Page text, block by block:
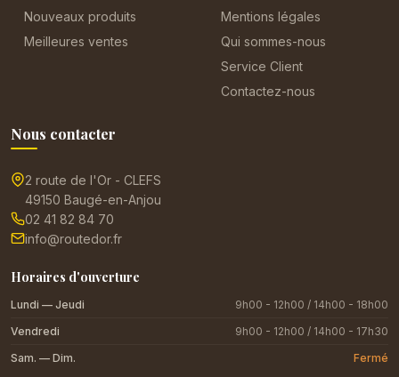
Nouveaux produits
Meilleures ventes
Mentions légales
Qui sommes-nous
Service Client
Contactez-nous
Nous contacter
2 route de l'Or - CLEFS
49150 Baugé-en-Anjou
02 41 82 84 70
info@routedor.fr
Horaires d'ouverture
Lundi — Jeudi
9h00 - 12h00 / 14h00 - 18h00
Vendredi
9h00 - 12h00 / 14h00 - 17h30
Sam. — Dim.
Fermé